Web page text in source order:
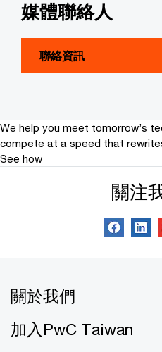
媒體聯絡人
聯絡資訊
We help you meet tomorrow’s
compete at a speed that
See how
關注
關於我們
加入PwC Taiwan